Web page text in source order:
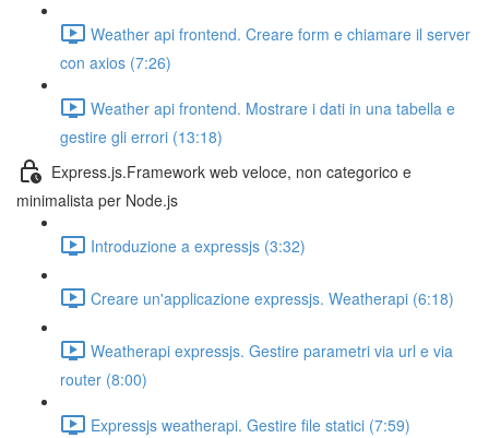
Weather api frontend. Creare form e chiamare il server
con axios (7:26)
Weather api frontend. Mostrare i dati in una tabella e
gestire gli errori (13:18)
Express.js.Framework web veloce, non categorico e
minimalista per Node.js
Introduzione a expressjs (3:32)
Creare un'applicazione expressjs. Weatherapi (6:18)
Weatherapi expressjs. Gestire parametri via url e via
router (8:00)
Expressjs weatherapi. Gestire file statici (7:59)